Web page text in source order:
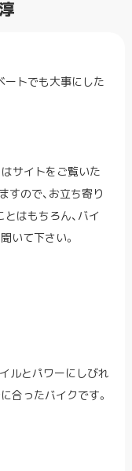
ートでも大事にした
サイトをご覧いた
すので、お立ち寄り
はもちろん、バイ
いて下さい。
ルとパワーにしびれ
合ったバイクです。